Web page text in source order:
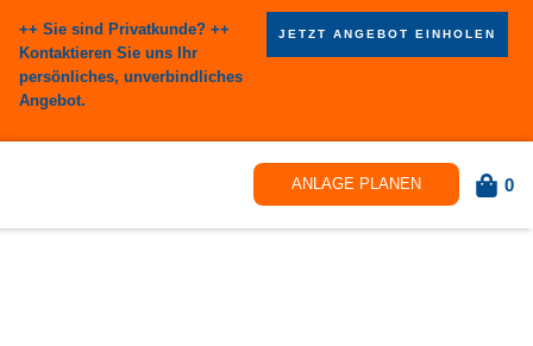
++ Sie sind Privatkunde? ++
Kontaktieren Sie uns Ihr
persönliches, unverbindliches
Angebot.
JETZT ANGEBOT EINHOLEN
ANLAGE PLANEN 0